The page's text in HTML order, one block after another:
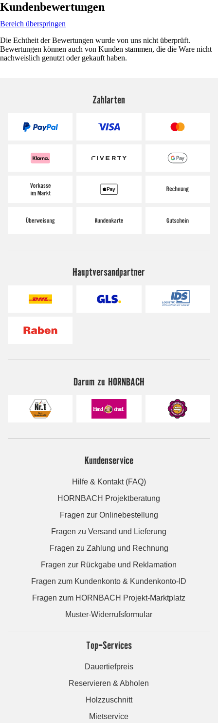
Kundenbewertungen
Bereich überspringen
Die Echtheit der Bewertungen wurde von uns nicht überprüft.
Bewertungen können auch von Kunden stammen, die die Ware nicht
nachweislich genutzt oder gekauft haben.
Zahlarten
Hauptversandpartner
Darum zu HORNBACH
Kundenservice
Hilfe & Kontakt (FAQ)
HORNBACH Projektberatung
Fragen zur Onlinebestellung
Fragen zu Versand und Lieferung
Fragen zu Zahlung und Rechnung
Fragen zur Rückgabe und Reklamation
Fragen zum Kundenkonto & Kundenkonto-ID
Fragen zum HORNBACH Projekt-Marktplatz
Muster-Widerrufsformular
Top-Services
Dauertiefpreis
Reservieren & Abholen
Holzzuschnitt
Mietservice